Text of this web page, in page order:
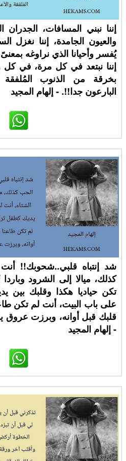
إننا نبني المسافات، الجدران
والعيون الجامدة، إننا نغزل
يُفسر وأحيانا الذي نراوغه
إننا نبتعد في كل مرة، في
بخرقة من الذنوب المُلفقة
البارعون جدا!!. - إلهام المجيد
شد إنتباه قلبي..شحوبك!!
كذلك، ميالا إلى الشرود
تكن حياديا هكذا وقلبك بين
على باب البيت، أنت لم تكن
قلبك قبل أوانه، وبرزت عروق
- إلهام المجيد